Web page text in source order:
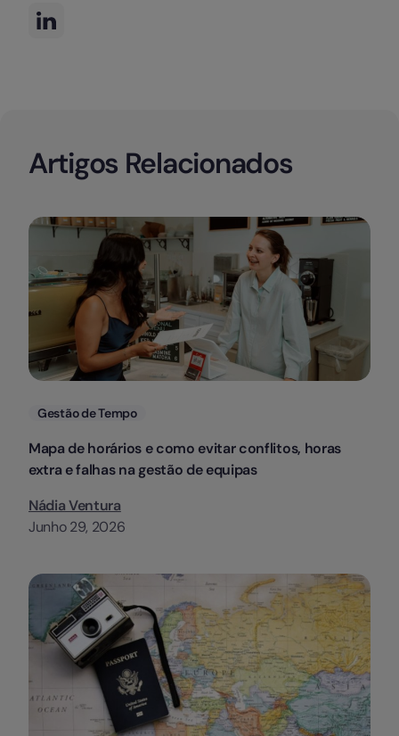
Artigos Relacionados
Categorias
Gestão de Tempo
Mapa de horários e como evitar conflitos, horas
extra e falhas na gestão de equipas
Nádia Ventura
Junho 29, 2026